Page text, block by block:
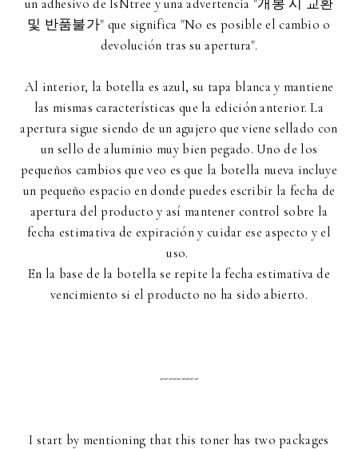
un adhesivo de IsNtree y una advertencia "개봉 시 교환
및 반품불가" que significa "No es posible el cambio o
devolución tras su apertura".
Al interior, la botella es azul, su tapa blanca y mantiene
las mismas características que la edición anterior. La
apertura sigue siendo de un agujero que viene sellado con
un sello de aluminio muy bien pegado. Uno de los
pequeños cambios que veo es que la botella nueva incluye
un pequeño espacio en donde puedes escribir la fecha de
apertura del producto y así mantener control sobre la
fecha estimativa de expiración y cuidar ese aspecto y el
uso.
En la base de la botella se repite la fecha estimativa de
vencimiento si el producto no ha sido abierto.
---------
I start by mentioning that this toner has two packages